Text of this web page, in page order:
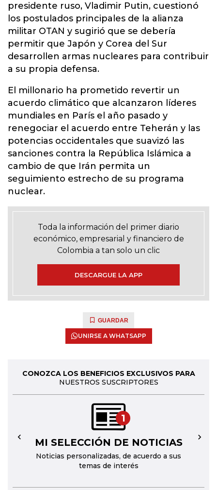
presidente ruso, Vladimir Putin, cuestionó
los postulados principales de la alianza
militar OTAN y sugirió que se debería
permitir que Japón y Corea del Sur
desarrollen armas nucleares para contribuir
a su propia defensa.
El millonario ha prometido revertir un
acuerdo climático que alcanzaron líderes
mundiales en París el año pasado y
renegociar el acuerdo entre Teherán y las
potencias occidentales que suavizó las
sanciones contra la República Islámica a
cambio de que Irán permita un
seguimiento estrecho de su programa
nuclear.
Toda la información del primer diario
económico, empresarial y financiero de
Colombia a tan solo un clic
DESCARGUE LA APP
GUARDAR
UNIRSE A WHATSAPP
CONOZCA LOS BENEFICIOS EXCLUSIVOS PARA
NUESTROS SUSCRIPTORES
1
MI SELECCIÓN DE NOTICIAS
Noticias personalizadas, de acuerdo a sus
temas de interés
← →